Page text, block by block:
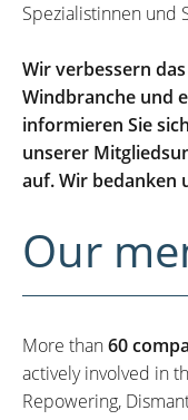
Spezialistinnen und
Wir verbessern
Windbranche und
informieren Sie
unserer
auf. Wir bedanken
Our
More than60
actively involved in
Repowering,